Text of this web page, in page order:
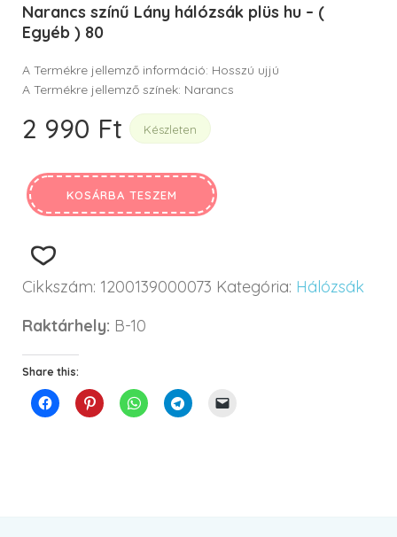
Narancs színű Lány hálózsák plüs hu – (
Egyéb ) 80
A Termékre jellemző információ: Hosszú ujjú
A Termékre jellemző színek: Narancs
2 990 Ft Készleten
KOSÁRBA TESZEM
Cikkszám: 1200139000073 Kategória: Hálózsák
Raktárhely: B-10
Share this: